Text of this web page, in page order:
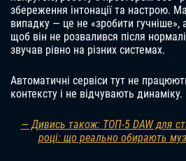
збереження інтонації та настрою.
випадку — це не «зробити гучніше»,
щоб він не розвалився після
звучав рівно на різних системах.
Автоматичні сервіси тут не
контексту і не відчувають динаміку.
— Дивись також: ТОП-5 DAW для
році: що реально обирають